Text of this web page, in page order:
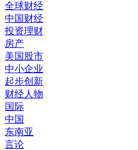
全球财经
中国财经
投资理财
房产
美国股市
中小企业
起步创新
财经人物
国际
中国
东南亚
言论